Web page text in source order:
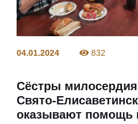
04.01.2024 832
Сёстры
Свято-
оказывают